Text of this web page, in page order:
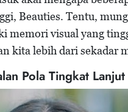
Beauties. Tentu,
memori visual yang
kita lebih dari sekadar
Pola Tingkat Lanjut